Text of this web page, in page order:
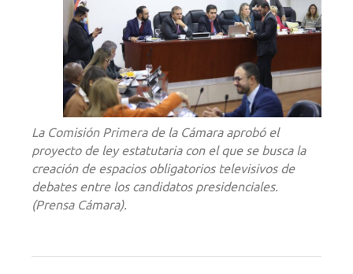
La Comisión Primera de la Cámara aprobó el
proyecto de ley estatutaria con el que se busca la
creación de espacios obligatorios televisivos de
debates entre los candidatos presidenciales.
(Prensa Cámara).